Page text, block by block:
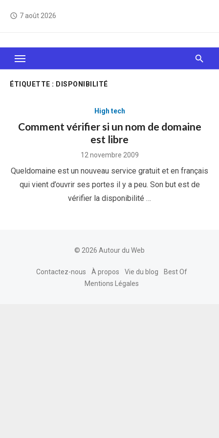
access_time 7 août 2026
Le Web, c'est comme une boîte de chocolats… On
sait jamais sur quoi on va tomber !
ÉTIQUETTE : DISPONIBILITÉ
High tech
Comment vérifier si un nom de domaine
est libre
Posted
12 novembre 2009
Queldomaine est un nouveau service gratuit et en français
qui vient d’ouvrir ses portes il y a peu. Son but est de
vérifier la disponibilité …
© 2026 Autour du Web
Contactez-nous À propos Vie du blog
Best Of
Mentions Légales